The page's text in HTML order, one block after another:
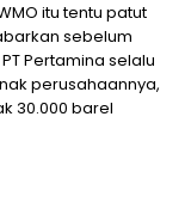
itu tentu patut
sebelum
Pertamina selalu
perusahaannya,
30.000 barel